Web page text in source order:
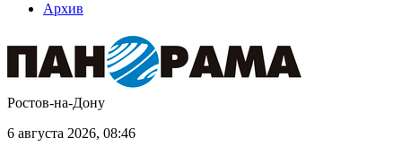
Архив
Ростов-на-Дону
6 августа 2026, 08:46